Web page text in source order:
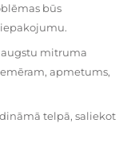
būs
mitruma
apmetums,
telpā, saliekot